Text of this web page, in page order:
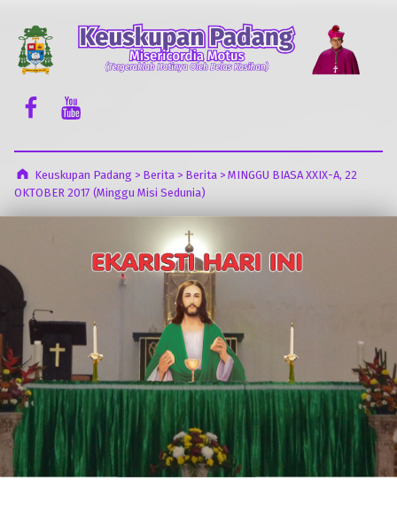
Facebook Komsos
Youtube Komsos
Keuskupan Padang > Berita> Berita> MINGGU BIASA XXIX-A, 22
OKTOBER 2017 (Minggu Misi Sedunia)